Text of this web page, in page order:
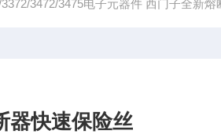
3472/3475电子元器件 西门子全新熔
器快速保险丝